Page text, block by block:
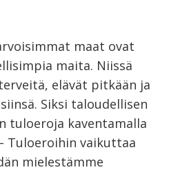
maat ovat
maita. Niissä
elävät pitkään ja
Siksi taloudellisen
tuloeroja kaventamalla
Tuloeroihin vaikuttaa
mielestämme